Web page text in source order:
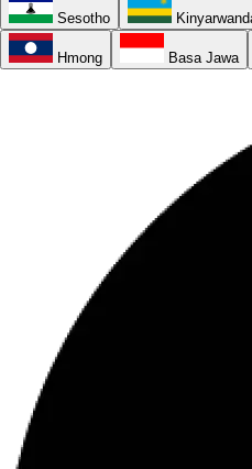
Sesotho
Hmong Basa Jawa